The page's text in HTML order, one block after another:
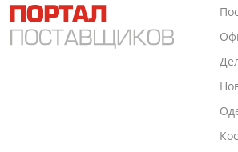
Промо
Антистрессы